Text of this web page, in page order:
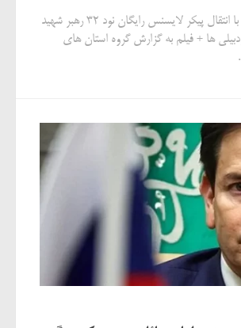
از چاووشی‌خوانی گرگانی‌ها همزمان با انتقال پیکر لایسنس رایگان نود 32 رهبر شهید
ها + فیلم به گزارش گروه استان های